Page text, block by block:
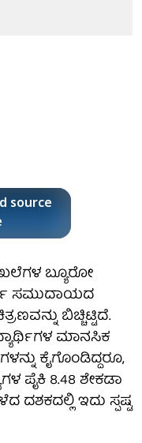
source
ಬ್ಯೂರೋ
ಸಮುದಾಯದ
ಬಿಚ್ಚಿಟ್ಟಿದೆ.
ಮಾನಸಿಕ
ಕೈಗೊಂಡಿದ್ದರೂ,
ಪೈಕಿ 8.48 ಶೇಕಡಾ
ದಶಕದಲ್ಲಿ ಇದು ಸ್ಪಷ್ಟ